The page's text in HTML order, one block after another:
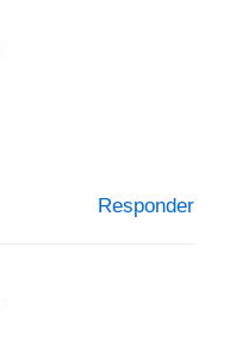
Responder